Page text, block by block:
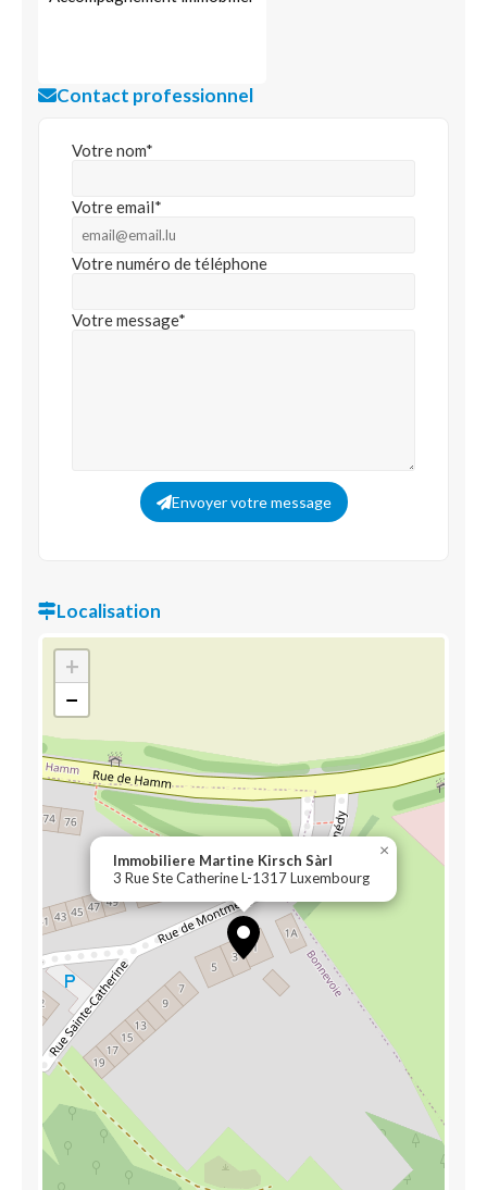
Contact professionnel
Votre nom*
Votre email*
Votre numéro de téléphone
Votre message*
Envoyer votre message
Localisation
Immobiliere Martine Kirsch Sàrl
3 Rue Ste Catherine L-1317 Luxembourg
×
+
−